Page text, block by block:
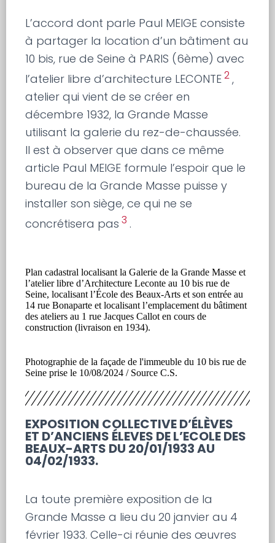
L’accord dont parle Paul MEIGE consiste
à partager la location d’un bâtiment au
10 bis, rue de Seine à PARIS (6ème) avec
l’atelier libre d’architecture LECONTE2,
atelier qui vient de se créer en
décembre 1932, la Grande Masse
utilisant la galerie du rez-de-chaussée.
Il est à observer que dans ce même
article Paul MEIGE formule l’espoir que le
bureau de la Grande Masse puisse y
installer son siège, ce qui ne se
concrétisera pas 3 .
Plan cadastral localisant la Galerie de la Grande Masse et
l’atelier libre d’Architecture Leconte au 10 bis rue de
Seine, localisant l’École des Beaux-Arts et son entrée au
14 rue Bonaparte et localisant l’emplacement du bâtiment
des ateliers au 1 rue Jacques Callot en cours de
construction (livraison en 1934).
Photographie de la façade de l'immeuble du 10 bis rue de
Seine prise le 10/08/2024 / Source C.S.
EXPOSITION COLLECTIVE D’ÉLÈVES
ET D’ANCIENS ÉLEVES DE L’ECOLE DES
BEAUX-ARTS DU 20/01/1933 AU
04/02/1933.
La toute première exposition de la
Grande Masse a lieu du 20 janvier au 4
février 1933. Celle-ci réunie des œuvres